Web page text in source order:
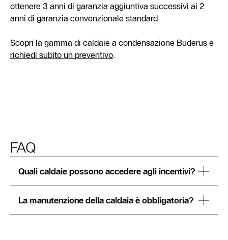
ottenere 3 anni di garanzia aggiuntiva successivi ai 2
anni di garanzia convenzionale standard.
Scopri la gamma di caldaie a condensazione Buderus e
richiedi subito un preventivo.
FAQ
Quali caldaie possono accedere agli incentivi?
La manutenzione della caldaia è obbligatoria?